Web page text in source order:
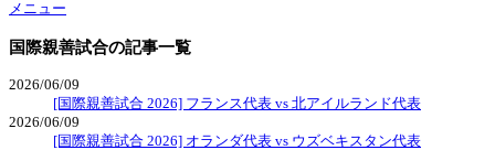
メニュー
国際親善試合の記事一覧
2026/06/09
[国際親善試合 2026] フランス代表 vs 北アイルランド代表
2026/06/09
[国際親善試合 2026] オランダ代表 vs ウズベキスタン代表